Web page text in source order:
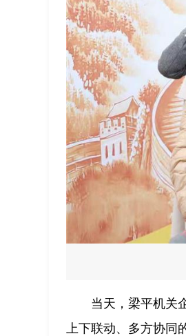
当天，梁平机关
上下联动、多方协